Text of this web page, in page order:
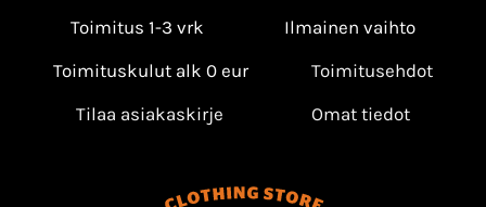
Toimitus 1-3 vrk
Ilmainen vaihto
Toimituskulut alk 0 eur
Toimitusehdot
Tilaa asiakaskirje
Omat tiedot